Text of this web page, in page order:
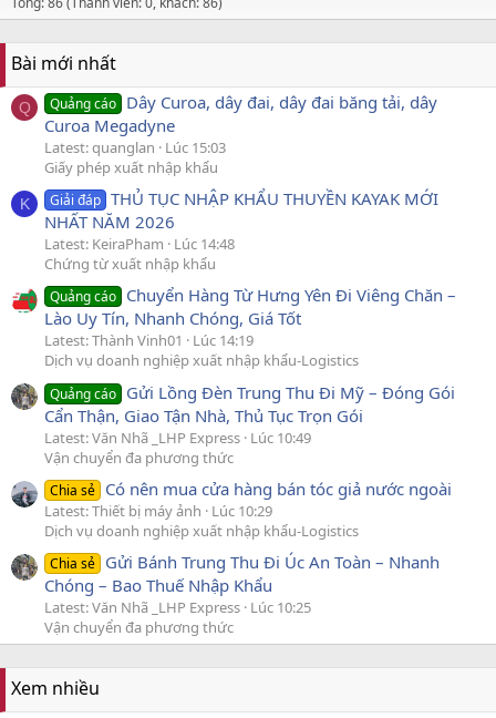
Bài mới nhất
Q Quảng cáo Dây Curoa, dây đai, dây đai băng tải, dây
Curoa Megadyne
Latest: quanglan
Lúc 15:03
Giấy phép xuất nhập khẩu
K Giải đáp THỦ TỤC NHẬP KHẨU THUYỀN KAYAK MỚI
NHẤT NĂM 2026
Latest: KeiraPham
Lúc 14:48
Chứng từ xuất nhập khẩu
Quảng cáo Chuyển Hàng Từ Hưng Yên Đi Viêng Chăn –
Lào Uy Tín, Nhanh Chóng, Giá Tốt
Latest: Thành Vinh01
Lúc 14:19
Dịch vụ doanh nghiệp xuất nhập khẩu-Logistics
Quảng cáo Gửi Lồng Đèn Trung Thu Đi Mỹ – Đóng Gói
Cẩn Thận, Giao Tận Nhà, Thủ Tục Trọn Gói
Latest: Văn Nhã _LHP Express Lúc 10:49
Vận chuyển đa phương thức
Chia sẻ Có nên mua cửa hàng bán tóc giả nước ngoài
Latest: Thiết bị máy ảnh
Lúc 10:29
Dịch vụ doanh nghiệp xuất nhập khẩu-Logistics
Chia sẻ Gửi Bánh Trung Thu Đi Úc An Toàn – Nhanh
Chóng – Bao Thuế Nhập Khẩu
Latest: Văn Nhã _LHP Express Lúc 10:25
Vận chuyển đa phương thức
Xem nhiều